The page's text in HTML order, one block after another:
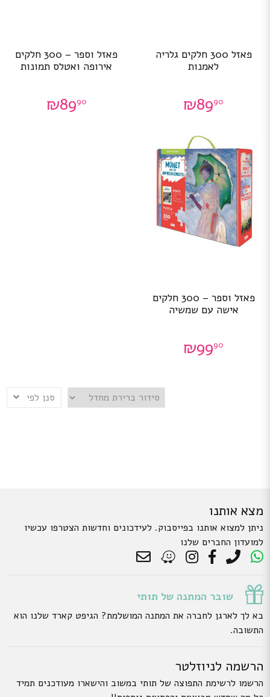
פאזל 300 חלקים גלריה
לאמנות
₪8990
פאזל וספר – 300 חלקים
אירופה ואטלס תמונות
₪8990
פאזל וספר – 300 חלקים
אישה עם שמשיה
₪9990
סנן לפי
מצא אותנו
ניתן למצוא אותנו בפייסבוק. לעידכונים וחדשות הצטרפו עכשיו
למועדון החברים שלנו
שובר המתנה של תותי
בא לך לארגן לחברה את המתנה המושלמת? הגיפט קארד שלנו הוא
התשובה.
הרשמה לניוזלטר
הרשמו לרשימת התפוצה של תותי במשוב והישארו מעודכנים תמיד